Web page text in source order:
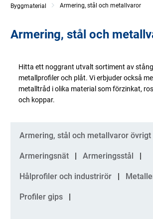
Byggmaterial
Armering, stål och metallvaror
Armering, stål och
Hitta ett noggrant utvalt sortiment av
metallprofiler och plåt. Vi erbjuder också
metalltråd i olika material som förzinkat,
och koppar.
Kategorier
Armering, stål och metallvaror övrigt
Armeringsnät Armeringsstål
Hålprofiler och industrirör
Profiler gips